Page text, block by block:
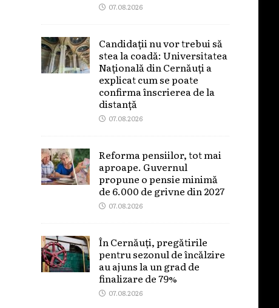
07.08.2026
Candidații nu vor trebui să
stea la coadă: Universitatea
Națională din Cernăuți a
explicat cum se poate
confirma înscrierea de la
distanță
07.08.2026
Reforma pensiilor, tot mai
aproape. Guvernul
propune o pensie minimă
de 6.000 de grivne din 2027
07.08.2026
În Cernăuți, pregătirile
pentru sezonul de încălzire
au ajuns la un grad de
finalizare de 79%
07.08.2026